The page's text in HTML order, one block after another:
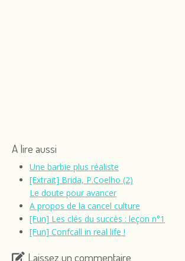
A lire aussi
Une barbie plus réaliste
[Extrait] Brida, P.Coelho (2)
Le doute pour avancer
A propos de la cancel culture
[Fun] Les clés du succès : leçon n°1
[Fun] Confcall in real life !
Laissez un commentaire